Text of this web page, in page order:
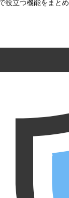
役立つ機能をまと